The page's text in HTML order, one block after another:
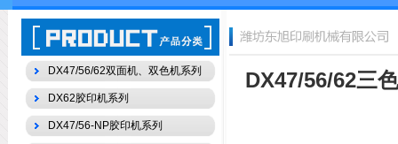
DX47/56/62三
DX47/56/62双面机、双色机系列
DX62胶印机系列
DX47/56-NP胶印机系列